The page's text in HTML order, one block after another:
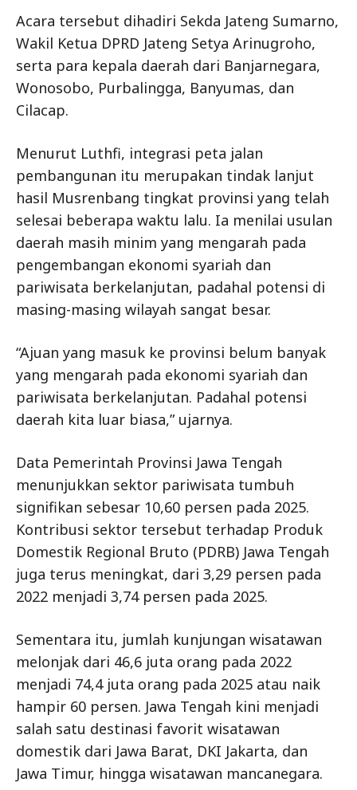
Acara tersebut dihadiri Sekda Jateng Sumarno,
Wakil Ketua DPRD Jateng Setya Arinugroho,
serta para kepala daerah dari Banjarnegara,
Wonosobo, Purbalingga, Banyumas, dan
Cilacap.
Menurut Luthfi, integrasi peta jalan
pembangunan itu merupakan tindak lanjut
hasil Musrenbang tingkat provinsi yang telah
selesai beberapa waktu lalu. Ia menilai usulan
daerah masih minim yang mengarah pada
pengembangan ekonomi syariah dan
pariwisata berkelanjutan, padahal potensi di
masing-masing wilayah sangat besar.
“Ajuan yang masuk ke provinsi belum banyak
yang mengarah pada ekonomi syariah dan
pariwisata berkelanjutan. Padahal potensi
daerah kita luar biasa,” ujarnya.
Data Pemerintah Provinsi Jawa Tengah
menunjukkan sektor pariwisata tumbuh
signifikan sebesar 10,60 persen pada 2025.
Kontribusi sektor tersebut terhadap Produk
Domestik Regional Bruto (PDRB) Jawa Tengah
juga terus meningkat, dari 3,29 persen pada
2022 menjadi 3,74 persen pada 2025.
Sementara itu, jumlah kunjungan wisatawan
melonjak dari 46,6 juta orang pada 2022
menjadi 74,4 juta orang pada 2025 atau naik
hampir 60 persen. Jawa Tengah kini menjadi
salah satu destinasi favorit wisatawan
domestik dari Jawa Barat, DKI Jakarta, dan
Jawa Timur, hingga wisatawan mancanegara.